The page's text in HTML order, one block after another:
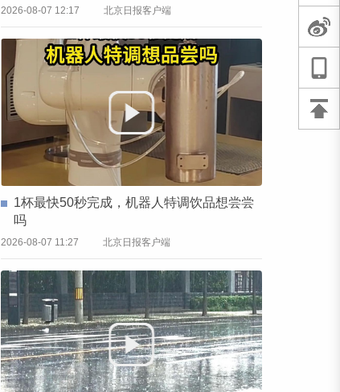
2026-08-07 12:17 北京日报客户端
1杯最快50秒完成，机器人特调饮品想尝尝
吗
2026-08-07 11:27 北京日报客户端